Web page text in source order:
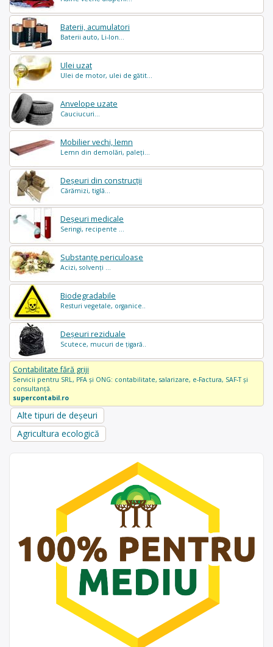
Baterii, acumulatori
Baterii auto, Li-Ion...
Ulei uzat
Ulei de motor, ulei de gătit...
Anvelope uzate
Cauciucuri...
Mobilier vechi, lemn
Lemn din demolări, paleți...
Deșeuri din construcții
Cărămizi, tiglă...
Deșeuri medicale
Seringi, recipente ...
Substanțe periculoase
Acizi, solvenți ...
Biodegradabile
Resturi vegetale, organice..
Deșeuri reziduale
Scutece, mucuri de țigară..
Contabilitate fără griji
Servicii pentru SRL, PFA și ONG: contabilitate, salarizare, e-Factura, SAF-T și
consultanță.
supercontabil.ro
Alte tipuri de deșeuri
Agricultura ecologică